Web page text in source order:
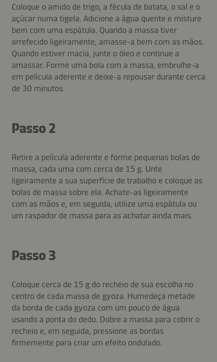
Coloque o amido de trigo, a fécula de batata, o sal e o
açúcar numa tigela. Adicione a água quente e misture
bem com uma espátula. Quando a massa tiver
arrefecido ligeiramente, amasse-a bem com as mãos.
Quando estiver macia, junte o óleo e continue a
amassar. Forme uma bola com a massa, embrulhe-a
em película aderente e deixe-a repousar durante cerca
de 30 minutos.
Passo 2
Retire a película aderente e forme pequenas bolas de
massa, cada uma com cerca de 15 g. Unte
ligeiramente a sua superfície de trabalho e coloque as
bolas de massa sobre ela. Achate-as ligeiramente
com as mãos e, em seguida, utilize uma espátula ou
um raspador de massa para as achatar ainda mais.
Passo 3
Coloque cerca de 15 g do recheio de sua escolha no
centro de cada massa de gyoza. Humedeça metade
da borda de cada gyoza com um pouco de água
usando a ponta do dedo. Dobre a massa para cobrir o
recheio e, em seguida, pressione as bordas
firmemente para criar um efeito ondulado.